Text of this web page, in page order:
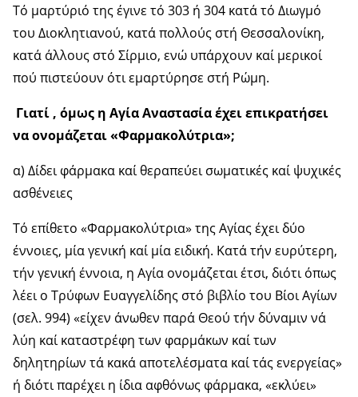
Τό μαρτύριό της έγινε τό 303 ή 304 κατά τό Διωγμό
του Διοκλητιανού, κατά πολλούς στή Θεσσαλονίκη,
κατά άλλους στό Σίρμιο, ενώ υπάρχουν καί μερικοί
πού πιστεύουν ότι εμαρτύρησε στή Ρώμη.
Γιατί , όμως η Αγία Αναστασία έχει επικρατήσει
να ονομάζεται «Φαρμακολύτρια»;
α) Δίδει φάρμακα καί θεραπεύει σωματικές καί ψυχικές
ασθένειες
Τό επίθετο «Φαρμακολύτρια» της Αγίας έχει δύο
έννοιες, μία γενική καί μία ειδική. Κατά τήν ευρύτερη,
τήν γενική έννοια, η Αγία ονομάζεται έτσι, διότι όπως
λέει ο Τρύφων Ευαγγελίδης στό βιβλίο του Βίοι Αγίων
(σελ. 994) «είχεν άνωθεν παρά Θεού τήν δύναμιν νά
λύη καί καταστρέφη των φαρμάκων καί των
δηλητηρίων τά κακά αποτελέσματα καί τάς ενεργείας»
ή διότι παρέχει η ίδια αφθόνως φάρμακα, «εκλύει»